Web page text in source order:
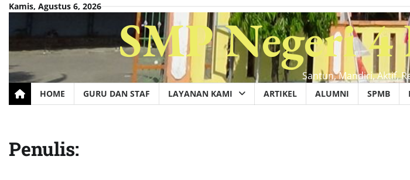
Skip
content
Kamis, Agustus 6, 2026
SMP Negeri
Santun, Mandiri, Aktif,
HOME GURU DAN STAF LAYANAN KAMI ARTIKEL ALUMNI SPMB
Penulis: